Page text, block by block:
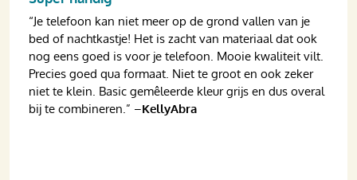
“Je telefoon kan niet meer op de grond vallen van je
bed of nachtkastje! Het is zacht van materiaal dat ook
nog eens goed is voor je telefoon. Mooie kwaliteit vilt.
Precies goed qua formaat. Niet te groot en ook zeker
niet te klein. Basic gemêleerde kleur grijs en dus overal
bij te combineren.” –KellyAbra